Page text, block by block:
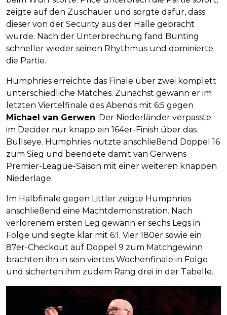
zeigte auf den Zuschauer und sorgte dafür, dass
dieser von der Security aus der Halle gebracht
wurde. Nach der Unterbrechung fand Bunting
schneller wieder seinen Rhythmus und dominierte
die Partie.
Humphries erreichte das Finale über zwei komplett
unterschiedliche Matches. Zunächst gewann er im
letzten Viertelfinale des Abends mit 6:5 gegen
Michael van Gerwen. Der Niederländer verpasste
im Decider nur knapp ein 164er-Finish über das
Bullseye. Humphries nutzte anschließend Doppel 16
zum Sieg und beendete damit van Gerwens
Premier-League-Saison mit einer weiteren knappen
Niederlage.
Im Halbfinale gegen Littler zeigte Humphries
anschließend eine Machtdemonstration. Nach
verlorenem ersten Leg gewann er sechs Legs in
Folge und siegte klar mit 6:1. Vier 180er sowie ein
87er-Checkout auf Doppel 9 zum Matchgewinn
brachten ihn in sein viertes Wochenfinale in Folge
und sicherten ihm zudem Rang drei in der Tabelle.